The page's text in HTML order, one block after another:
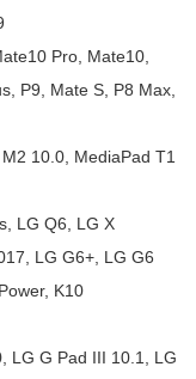
Pro, Mate10,
P9, Mate S, P8 Max,
10.0, MediaPad T1
LG Q6, LG X
LG G6+, LG G6
K10
LG G Pad III 10.1, LG